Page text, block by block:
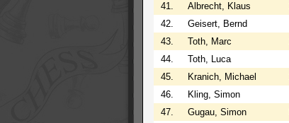
41.
Albrecht, Klaus
42.
Geisert, Bernd
43.
Toth, Marc
44.
Toth, Luca
45.
Kranich, Michael
46.
Kling, Simon
47.
Gugau, Simon